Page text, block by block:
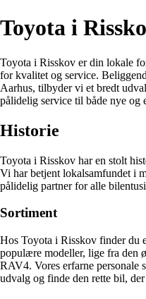
Toyota i
Toyota i Risskov er din lokale
for kvalitet og service.
Aarhus, tilbyder vi et bredt
pålidelig service til både nye og
Historie
Toyota i Risskov har en stolt
Vi har betjent lokalsamfundet i
pålidelig partner for alle
Sortiment
Hos Toyota i Risskov finder du
populære modeller, lige fra den
RAV4. Vores erfarne personale
udvalg og finde den rette bil,